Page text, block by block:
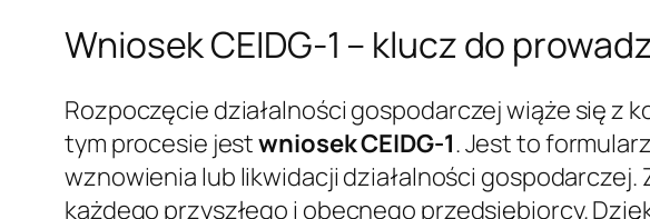
Wniosek CEIDG-1 – klucz do
Rozpoczęcie działalności gospodarczej wiąże się z
tym procesie jestwniosek CEIDG-1. Jest to
wznowienia lub likwidacji działalności
każdego przyszłego i obecnego przedsiębiorcy.